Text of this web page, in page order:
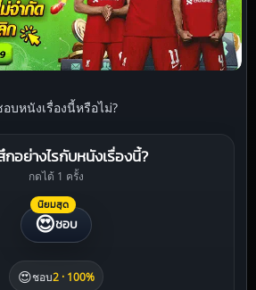
อบหนังเรื่องนี้หรือไม่?
อย่างไรกับหนังเรื่องนี้?
กดได้ 1 ครั้ง
นิยมสุด
😍ชอบ
😍ชอบ2 · 100%